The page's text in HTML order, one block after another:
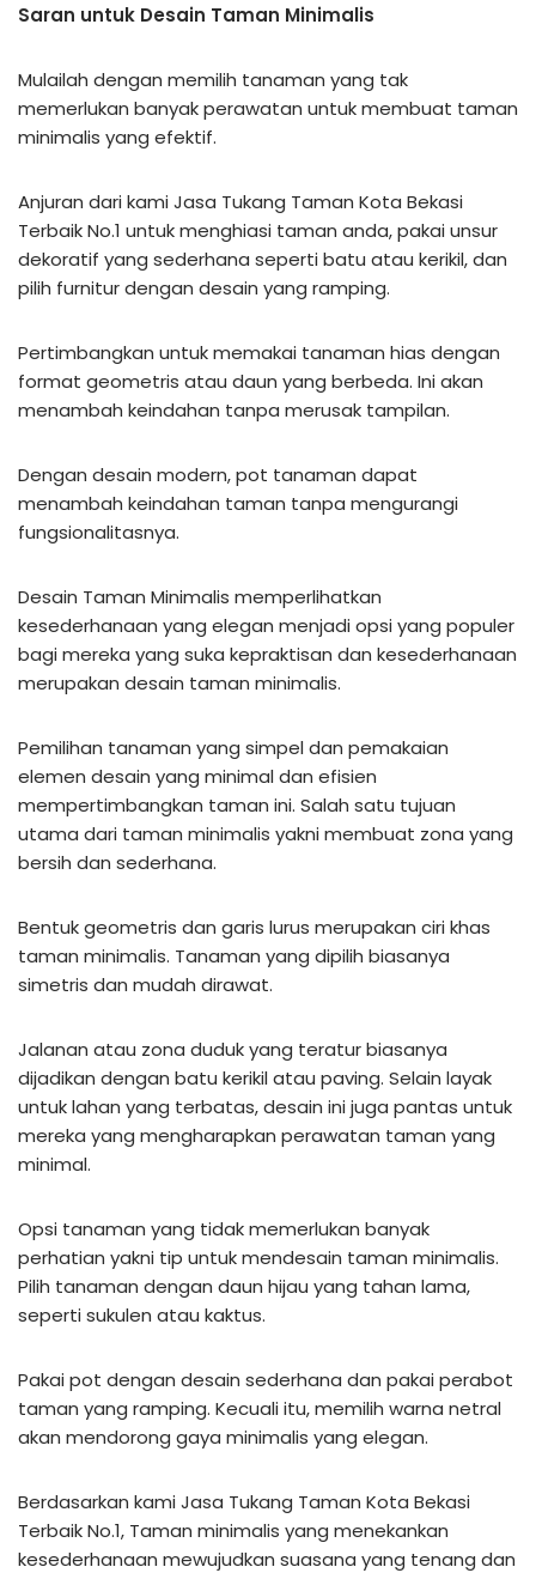
Saran untuk Desain Taman Minimalis
Mulailah dengan memilih tanaman yang tak
memerlukan banyak perawatan untuk membuat taman
minimalis yang efektif.
Anjuran dari kami Jasa Tukang Taman Kota Bekasi
Terbaik No.1 untuk menghiasi taman anda, pakai unsur
dekoratif yang sederhana seperti batu atau kerikil, dan
pilih furnitur dengan desain yang ramping.
Pertimbangkan untuk memakai tanaman hias dengan
format geometris atau daun yang berbeda. Ini akan
menambah keindahan tanpa merusak tampilan.
Dengan desain modern, pot tanaman dapat
menambah keindahan taman tanpa mengurangi
fungsionalitasnya.
Desain Taman Minimalis memperlihatkan
kesederhanaan yang elegan menjadi opsi yang populer
bagi mereka yang suka kepraktisan dan kesederhanaan
merupakan desain taman minimalis.
Pemilihan tanaman yang simpel dan pemakaian
elemen desain yang minimal dan efisien
mempertimbangkan taman ini. Salah satu tujuan
utama dari taman minimalis yakni membuat zona yang
bersih dan sederhana.
Bentuk geometris dan garis lurus merupakan ciri khas
taman minimalis. Tanaman yang dipilih biasanya
simetris dan mudah dirawat.
Jalanan atau zona duduk yang teratur biasanya
dijadikan dengan batu kerikil atau paving. Selain layak
untuk lahan yang terbatas, desain ini juga pantas untuk
mereka yang mengharapkan perawatan taman yang
minimal.
Opsi tanaman yang tidak memerlukan banyak
perhatian yakni tip untuk mendesain taman minimalis.
Pilih tanaman dengan daun hijau yang tahan lama,
seperti sukulen atau kaktus.
Pakai pot dengan desain sederhana dan pakai perabot
taman yang ramping. Kecuali itu, memilih warna netral
akan mendorong gaya minimalis yang elegan.
Berdasarkan kami Jasa Tukang Taman Kota Bekasi
Terbaik No.1, Taman minimalis yang menekankan
kesederhanaan mewujudkan suasana yang tenang dan